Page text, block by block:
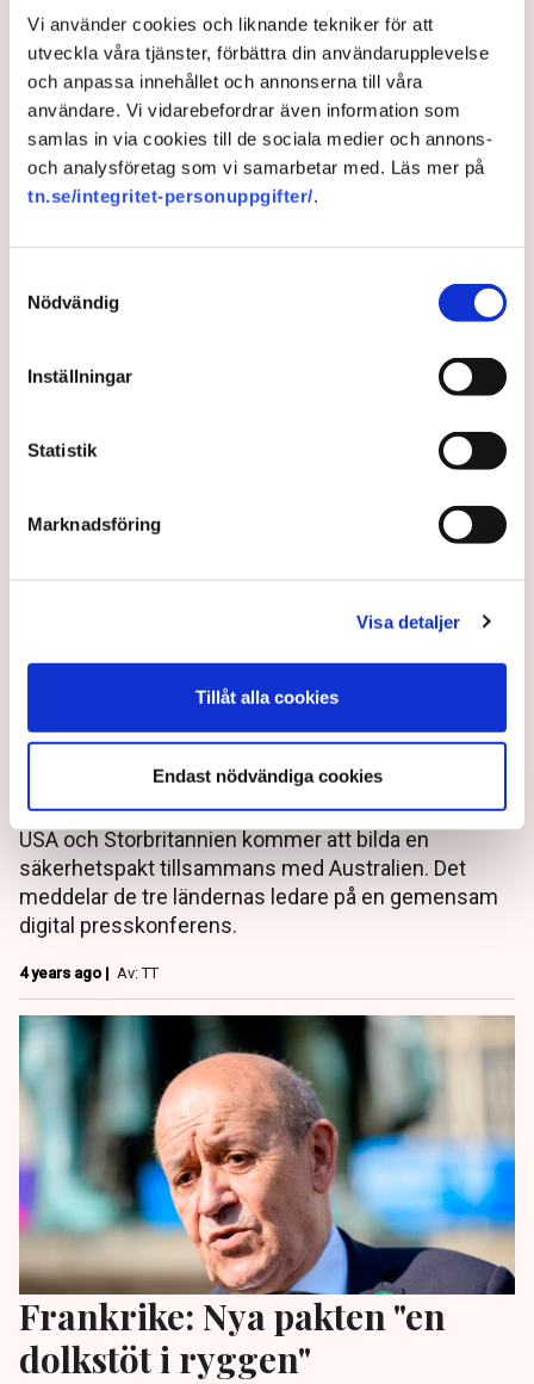
Vi använder cookies och liknande tekniker för att
utveckla våra tjänster, förbättra din användarupplevelse
och anpassa innehållet och annonserna till våra
användare. Vi vidarebefordrar även information som
samlas in via cookies till de sociala medier och annons-
och analysföretag som vi samarbetar med. Läs mer på
tn.se/integritet-personuppgifter/.
Nödvändig
Inställningar
Statistik
Marknadsföring
Visa detaljer
Tillåt alla cookies
Endast nödvändiga cookies
Inget hopp för virusfritt Nya
Zeeland
möjligt att helt och hållet bli av med coronaviruset,
meddelar premiärminister Jacinda Ardern med
Britterna, USA och Australien
i säkerhetspakt
USA och Storbritannien kommer att bilda en
säkerhetspakt tillsammans med Australien. Det
meddelar de tre ländernas ledare på en gemensam
digital presskonferens.
4 years ago | Av: TT
Frankrike: Nya pakten "en
dolkstöt i ryggen"